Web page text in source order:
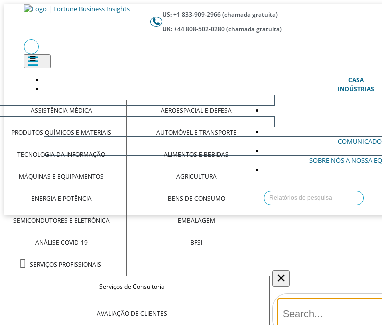
US:+1 833-909-2966 (chamada gratuita)
UK:+44 808-502-0280 (chamada gratuita)
CASA
INDÚSTRIAS
ASSISTÊNCIA MÉDICA
PRODUTOS QUÍMICOS E MATERIAIS
TECNOLOGIA DA INFORMAÇÃO
MÁQUINAS E EQUIPAMENTOS
ENERGIA E POTÊNCIA
SEMICONDUTORES E ELETRÓNICA
ANÁLISE COVID-19
SERVIÇOS PROFISSIONAIS
AEROESPACIAL E DEFESA
AUTOMÓVEL E TRANSPORTE
ALIMENTOS E BEBIDAS
AGRICULTURA
BENS DE CONSUMO
EMBALAGEM
BFSI
Serviços de Consultoria
AVALIAÇÃO DE CLIENTES
SOBRE NÓSA NOSSA
×